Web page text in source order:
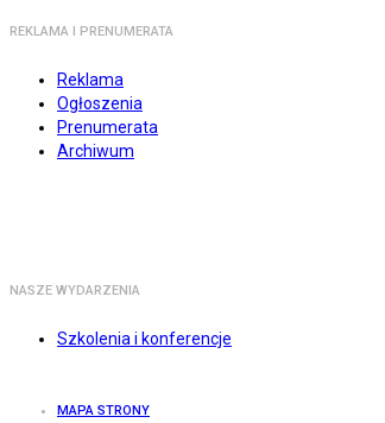
REKLAMA I PRENUMERATA
Reklama
Ogłoszenia
Prenumerata
Archiwum
NASZE WYDARZENIA
Szkolenia i konferencje
MAPA STRONY